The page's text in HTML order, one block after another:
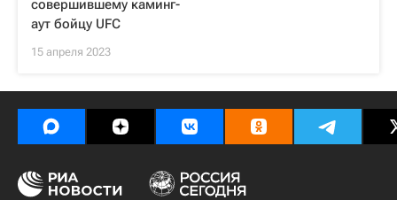
совершившему каминг-
аут бойцу UFC
15 апреля 2023